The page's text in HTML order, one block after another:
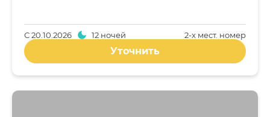
2-x мест. номер
С20.10.2026 12 ночей
Уточнить